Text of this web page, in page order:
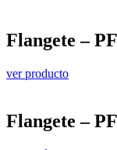
Flangete –
ver producto
Flangete –